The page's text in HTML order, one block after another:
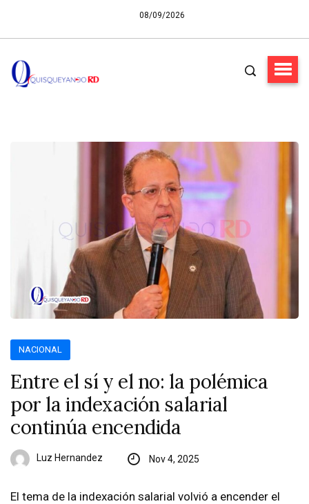
08/09/2026
NACIONAL
Entre el sí y el no: la polémica
por la indexación salarial
continúa encendida
Luz Hernandez Nov 4, 2025
El tema de la indexación salarial volvió a encender el